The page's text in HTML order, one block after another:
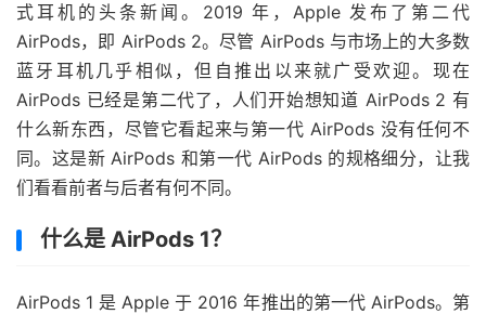
式耳机的头条新闻。2019 年，Apple 发布了第二代
AirPods，即 AirPods 2。尽管 AirPods 与市场上的大多数
蓝牙耳机几乎相似，但自推出以来就广受欢迎。现在
AirPods 已经是第二代了，人们开始想知道 AirPods 2 有
什么新东西，尽管它看起来与第一代 AirPods 没有任何不
同。这是新 AirPods 和第一代 AirPods 的规格细分，让我
们看看前者与后者有何不同。
什么是 AirPods 1？
AirPods 1 是 Apple 于 2016 年推出的第一代 AirPods。第